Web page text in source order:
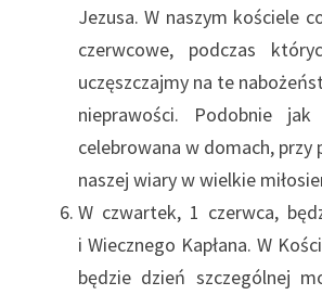
Jezusa. W naszym kościele
czerwcowe, podczas
uczęszczajmy na te
nieprawości. Podobnie
celebrowana w domach,
naszej wiary w wielkie
W czwartek, 1 czerwca,
i Wiecznego Kapłana. W
będzie dzień szczególnej